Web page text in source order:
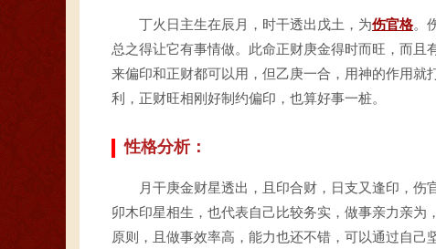
丁火日主生在辰月，时干透出戊土，为伤官格。
总之得让它有事情做。此命正财庚金得时而旺，而
来偏印和正财都可以用，但乙庚一合，用神的作用
利，正财旺相刚好制约偏印，也算好事一桩。
性格分析：
月干庚金财星透出，且印合财，日支又逢印，
卯木印星相生，也代表自己比较务实，做事亲力亲
原则，且做事效率高，能力也还不错，可以通过自己